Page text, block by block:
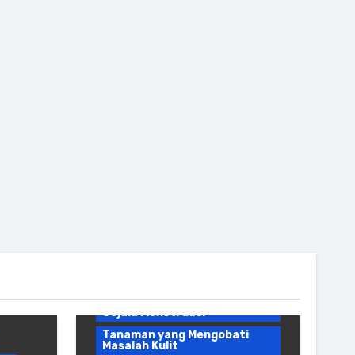
Tanaman yang Mengobati
Gejala Menstruasi
Tanaman yang Mengobati
Masalah Kulit